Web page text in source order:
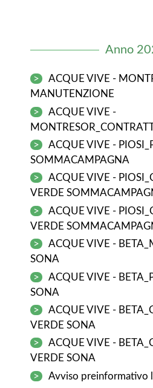
Anno
>
ACQUE VIVE -
MANUTENZIONE
>
ACQUE VIVE -
>
ACQUE VIVE -
SOMMACAMPAGNA
>
ACQUE VIVE -
VERDE
>
ACQUE VIVE -
VERDE
>
ACQUE VIVE -
SONA
>
ACQUE VIVE -
SONA
>
ACQUE VIVE -
VERDE SONA
>
ACQUE VIVE -
VERDE SONA
>
Avviso preinformativo